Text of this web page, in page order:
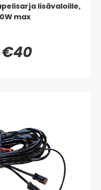
lisävaloille,
max
€40